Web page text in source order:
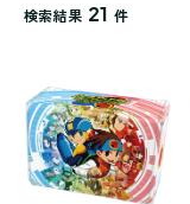
検索結果 21 件